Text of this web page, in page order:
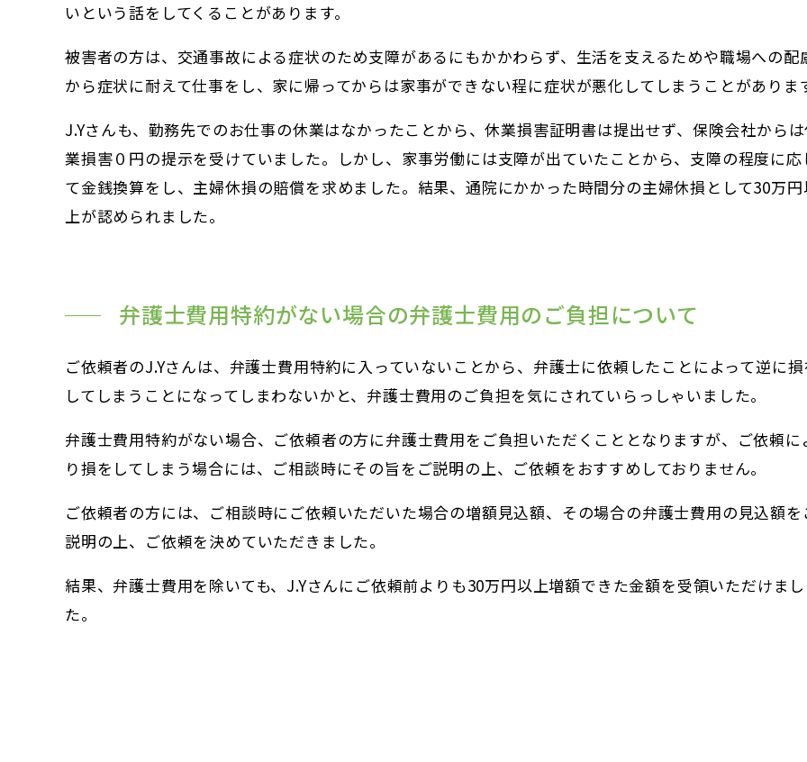
いという話をしてくることがあります。
被害者の方は、交通事故による症状のため支障があるにもかかわらず、生活を支えるためや職場への配
から症状に耐えて仕事をし、家に帰ってからは家事ができない程に症状が悪化してしまうことがありま
J.Yさんも、勤務先でのお仕事の休業はなかったことから、休業損害証明書は提出せず、保険会社から
業損害０円の提示を受けていました。しかし、家事労働には支障が出ていたことから、支障の程度に応
て金銭換算をし、主婦休損の賠償を求めました。結果、通院にかかった時間分の主婦休損として30万円
上が認められました。
弁護士費用特約がない場合の弁護士費用のご負担について
ご依頼者のJ.Yさんは、弁護士費用特約に入っていないことから、弁護士に依頼したことによって逆に損
してしまうことになってしまわないかと、弁護士費用のご負担を気にされていらっしゃいました。
弁護士費用特約がない場合、ご依頼者の方に弁護士費用をご負担いただくこととなりますが、ご依頼に
り損をしてしまう場合には、ご相談時にその旨をご説明の上、ご依頼をおすすめしておりません。
ご依頼者の方には、ご相談時にご依頼いただいた場合の増額見込額、その場合の弁護士費用の見込額を
説明の上、ご依頼を決めていただきました。
結果、弁護士費用を除いても、J.Yさんにご依頼前よりも30万円以上増額できた金額を受領いただけまし
た。